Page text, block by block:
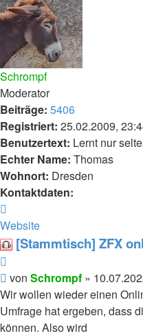
Schrompf
Moderator
Beiträge: 5406
Registriert: 25.02.2009,
Benutzertext: Lernt nur
Echter Name: Thomas
Wohnort: Dresden
Kontaktdaten:
von
Schrompf
Website
[Stammtisch] ZFX
Beitrag
von Schrompf »
Wir wollen wieder einen
Umfrage hat ergeben, dass
können. Also wird